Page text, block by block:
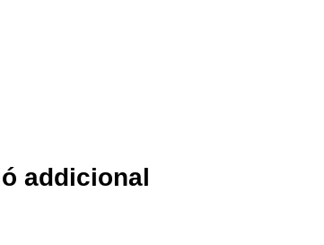
addicional